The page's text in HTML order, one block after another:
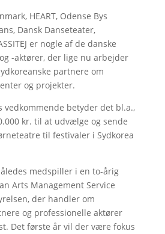
HEART, Odense Bys
Dansk Danseteater,
er nogle af de danske
-aktører, der lige nu arbejder
partnere om
og projekter.
vedkommende betyder det bl.a.,
kr. til at udvælge og sende
til festivaler i Sydkorea
medspiller i en to-årig
Arts Management Service
der handler om
og professionelle aktører
Det første år vil der være fokus